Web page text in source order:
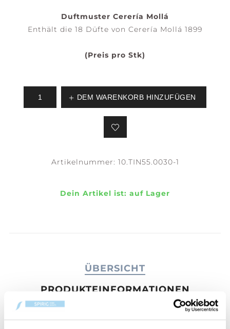
Duftmuster Cerería Mollá
Enthält die 18 Düfte von Cerería Mollá 1899
(Preis pro Stk)
DEM WARENKORB HINZUFÜGEN
Artikelnummer: 10.TIN55.0030-1
Dein Artikel ist: auf Lager
ÜBERSICHT
PRODUKTEINFORMATIONEN